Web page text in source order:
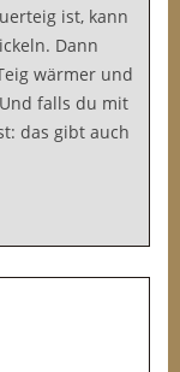
ist, kann
Dann
wärmer und
falls du mit
das gibt auch